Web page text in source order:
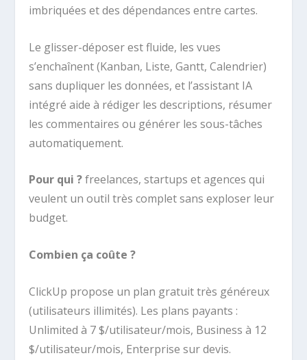
imbriquées et des dépendances entre cartes.
Le glisser-déposer est fluide, les vues
s’enchaînent (Kanban, Liste, Gantt, Calendrier)
sans dupliquer les données, et l’assistant IA
intégré aide à rédiger les descriptions, résumer
les commentaires ou générer les sous-tâches
automatiquement.
Pour qui ?freelances, startups et agences qui
veulent un outil très complet sans exploser leur
budget.
Combien ça coûte ?
ClickUp propose un plan gratuit très généreux
(utilisateurs illimités). Les plans payants :
Unlimited à 7 $/utilisateur/mois, Business à 12
$/utilisateur/mois, Enterprise sur devis.